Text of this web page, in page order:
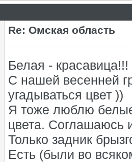
Re: Омская область
Белая - красавица!!!
С нашей весенней
угадываться цвет ))
Я тоже люблю
цвета. Соглашаюсь
Только задник
Есть (были во